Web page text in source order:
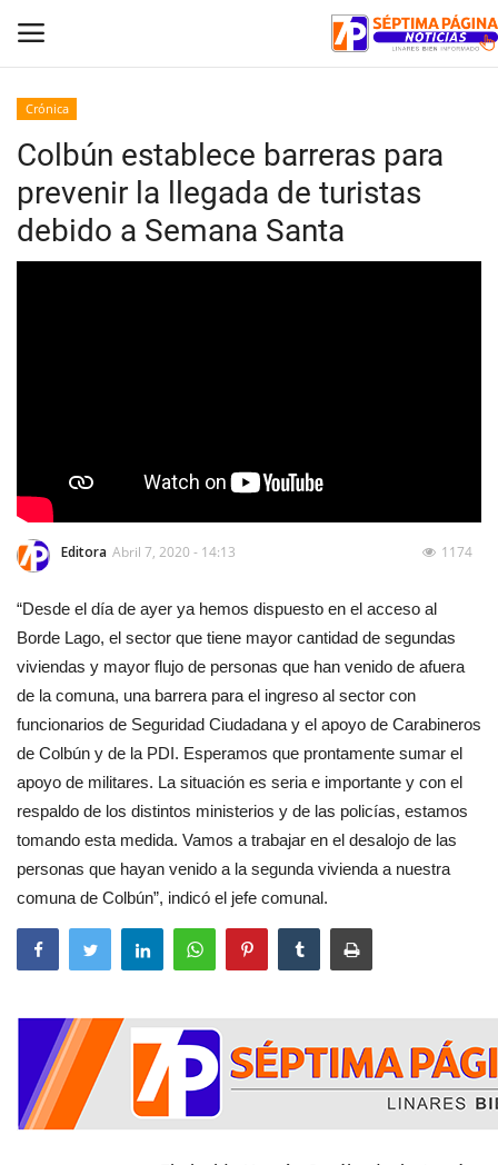
Inicio
Crónica
Policial
Espectáculos
Crónica
Colbún establece barreras para
prevenir la llegada de turistas
debido a Semana Santa
Editora Abril 7, 2020 - 14:13 1174
“Desde el día de ayer ya hemos dispuesto en el acceso al
Borde Lago, el sector que tiene mayor cantidad de segundas
viviendas y mayor flujo de personas que han venido de afuera
de la comuna, una barrera para el ingreso al sector con
funcionarios de Seguridad Ciudadana y el apoyo de Carabineros
de Colbún y de la PDI. Esperamos que prontamente sumar el
apoyo de militares. La situación es seria e importante y con el
respaldo de los distintos ministerios y de las policías, estamos
tomando esta medida. Vamos a trabajar en el desalojo de las
personas que hayan venido a la segunda vivienda a nuestra
comuna de Colbún”, indicó el jefe comunal.